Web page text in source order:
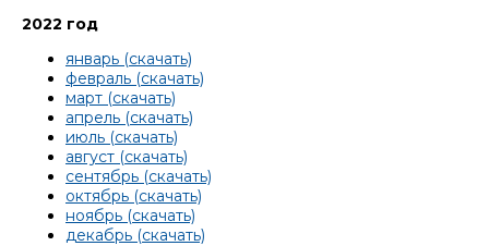
2022 год
январь (скачать)
февраль (скачать)
март (скачать)
апрель (скачать)
июль (скачать)
август (скачать)
сентябрь (скачать)
октябрь (скачать)
ноябрь (скачать)
декабрь (скачать)